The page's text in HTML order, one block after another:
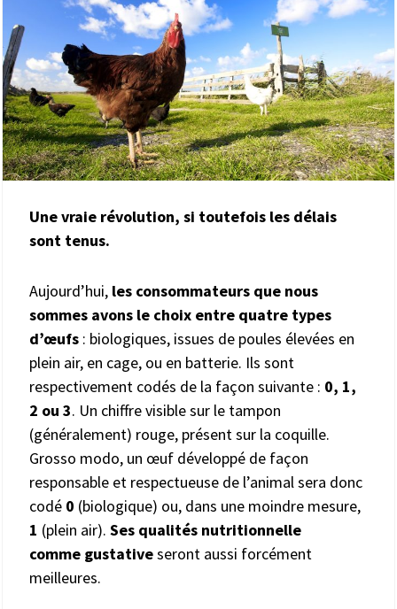
Une vraie révolution, si toutefois les délais
sont tenus.
Aujourd’hui, les consommateurs que nous
sommes avons le choix entre quatre types
d’œufs : biologiques, issues de poules élevées en
plein air, en cage, ou en batterie. Ils sont
respectivement codés de la façon suivante : 0, 1,
2 ou 3. Un chiffre visible sur le tampon
(généralement) rouge, présent sur la coquille.
Grosso modo, un œuf développé de façon
responsable et respectueuse de l’animal sera donc
codé 0 (biologique) ou, dans une moindre mesure,
1 (plein air). Ses qualités nutritionnelle
comme gustativeseront aussi forcément
meilleures.